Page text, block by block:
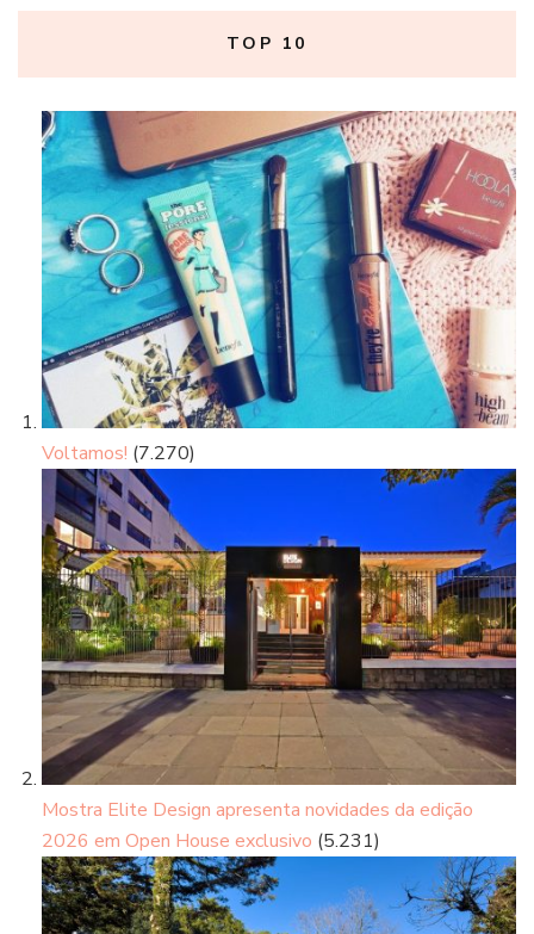
TOP 10
Voltamos! (7.270)
Mostra Elite Design apresenta novidades da edição
2026 em Open House exclusivo (5.231)